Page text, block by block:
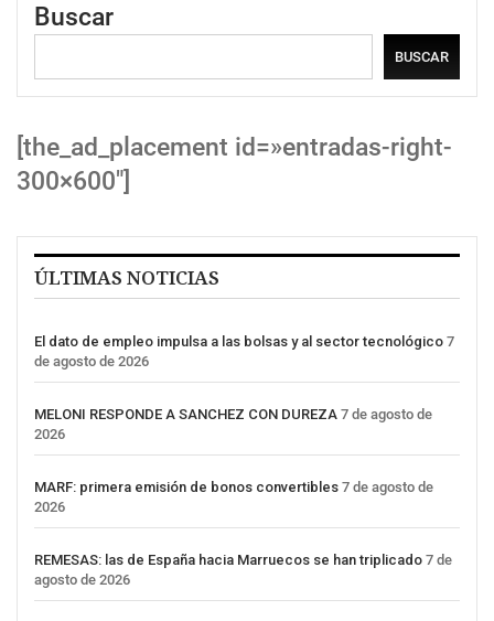
Buscar
BUSCAR
[the_ad_placement id=»entradas-right-
300×600″]
ÚLTIMAS NOTICIAS
El dato de empleo impulsa a las bolsas y al sector tecnológico 7
de agosto de 2026
MELONI RESPONDE A SANCHEZ CON DUREZA 7 de agosto de
2026
MARF: primera emisión de bonos convertibles 7 de agosto de
2026
REMESAS: las de España hacia Marruecos se han triplicado 7 de
agosto de 2026